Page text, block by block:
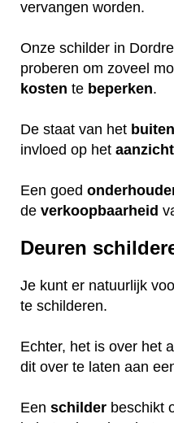
vervangen worden.
Onze schilder in
proberen om zoveel
kosten te beperken.
De staat van het
invloed op het aanzicht
Een goed
de verkoopbaarheid
Deuren
Je kunt er natuurlijk
te schilderen.
Echter, het is over het
dit over te laten aan
Een schilder beschikt